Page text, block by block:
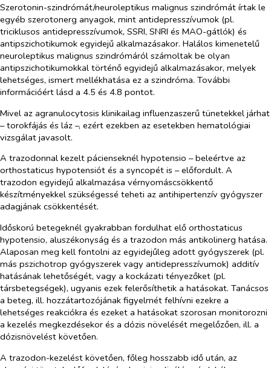
Szerotonin-szindrómát/neuroleptikus malignus szindrómát írtak le
egyéb szerotonerg anyagok, mint antidepresszívumok (pl.
triciklusos antidepresszívumok, SSRI, SNRI és MAO-gátlók) és
antipszichotikumok egyidejű alkalmazásakor. Halálos kimenetelű
neuroleptikus malignus szindrómáról számoltak be olyan
antipszichotikumokkal történő egyidejű alkalmazásakor, melyek
lehetséges, ismert mellékhatása ez a szindróma. További
információért lásd a 4.5 és 4.8 pontot.
Mivel az agranulocytosis klinikailag influenzaszerű tünetekkel járhat
– torokfájás és láz –, ezért ezekben az esetekben hematológiai
vizsgálat javasolt.
A trazodonnal kezelt pácienseknél hypotensio – beleértve az
orthostaticus hypotensiót és a syncopét is – előfordult. A
trazodon egyidejű alkalmazása vérnyomáscsökkentő
készítményekkel szükségessé teheti az antihipertenzív gyógyszer
adagjának csökkentését.
Időskorú betegeknél gyakrabban fordulhat elő orthostaticus
hypotensio, aluszékonyság és a trazodon más antikolinerg hatása.
Alaposan meg kell fontolni az egyidejűleg adott gyógyszerek (pl.
más pszichotrop gyógyszerek vagy antidepresszívumok) additív
hatásának lehetőségét, vagy a kockázati tényezőket (pl.
társbetegségek), ugyanis ezek felerősíthetik a hatásokat. Tanácsos
a beteg, ill. hozzátartozójának figyelmét felhívni ezekre a
lehetséges reakciókra és ezeket a hatásokat szorosan monitorozni
a kezelés megkezdésekor és a dózis növelését megelőzően, ill. a
dózisnövelést követően.
A trazodon-kezelést követően, főleg hosszabb idő után, az